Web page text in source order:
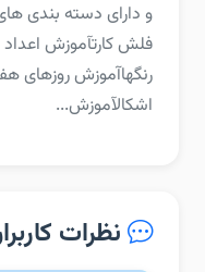
و دارای دسته بندی
فلش کارت‏آموزش
رنگها‏آموزش روزهای
اشکال‏آموزش...
نظرات